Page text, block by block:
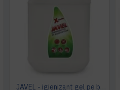
JAVEL - igienizant gel pe baza de clor 5 L AQAS